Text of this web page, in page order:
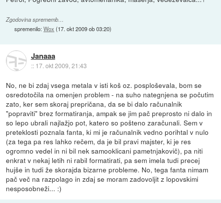
Zgodovina sprememb…
spremenilo:Wox (17. okt 2009 ob 03:20)
Janaaa
:: 17. okt 2009, 21:43
No, ne bi zdaj vsega metala v isti koš oz. posploševala, bom se
osredotočila na omenjen problem - na suho nategnjena se počutim
zato, ker sem skoraj prepričana, da se bi dalo računalnik
"popraviti" brez formatiranja, ampak se jim pač preprosto ni dalo in
so lepo ubrali najlažjo pot, katero so pošteno zaračunali. Sem v
preteklosti poznala fanta, ki mi je računalnik vedno porihtal v nulo
(za tega pa res lahko rečem, da je bil pravi majster, ki je res
ogromno vedel in ni bil nek samooklicani pametnjakovič), pa niti
enkrat v nekaj letih ni rabil formatirati, pa sem imela tudi precej
hujše in tudi že skorajda bizarne probleme. No, tega fanta nimam
pač več na razpolago in zdaj se moram zadovoljit z lopovskimi
nesposobneži... :)